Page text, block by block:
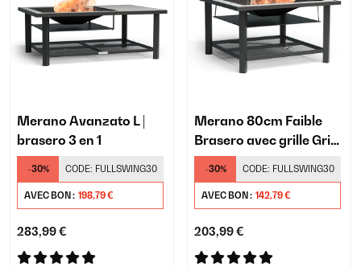
Merano Avanzato L |
brasero 3 en 1
-30% CODE: FULLSWING30
AVEC BON : 198,79 €
283,99 €
Merano 80cm Faible
Brasero avec grille Gris
clair/noir
-30% CODE: FULLSWING30
AVEC BON : 142,79 €
203,99 €